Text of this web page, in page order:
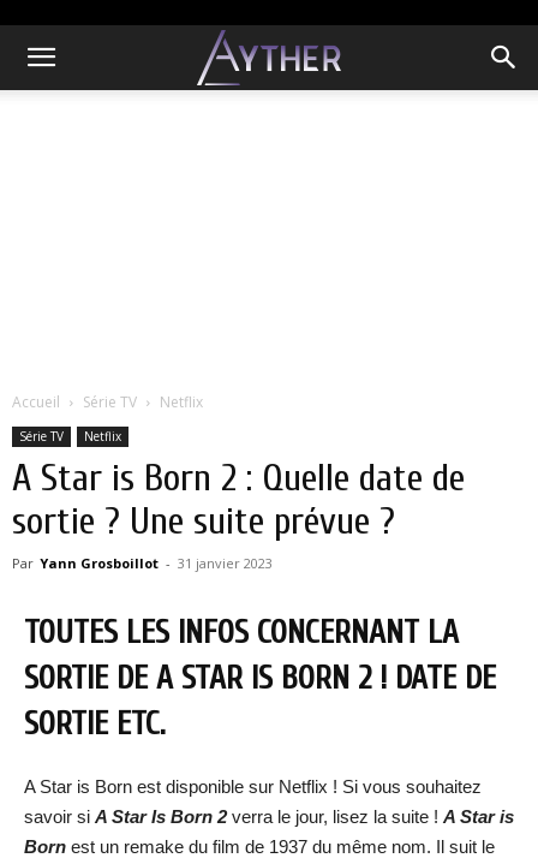
Accueil Série TV Netflix
Série TV Netflix
A Star is Born 2 : Quelle date de
sortie ? Une suite prévue ?
Par Yann Grosboillot - 31 janvier 2023
TOUTES LES INFOS CONCERNANT LA
SORTIE DE A STAR IS BORN 2 ! DATE DE
SORTIE ETC.
A Star is Born est disponible sur Netflix ! Si vous souhaitez
savoir si A Star Is Born 2verra le jour, lisez la suite ! A Star is
Born est un remake du film de 1937 du même nom. Il suit le